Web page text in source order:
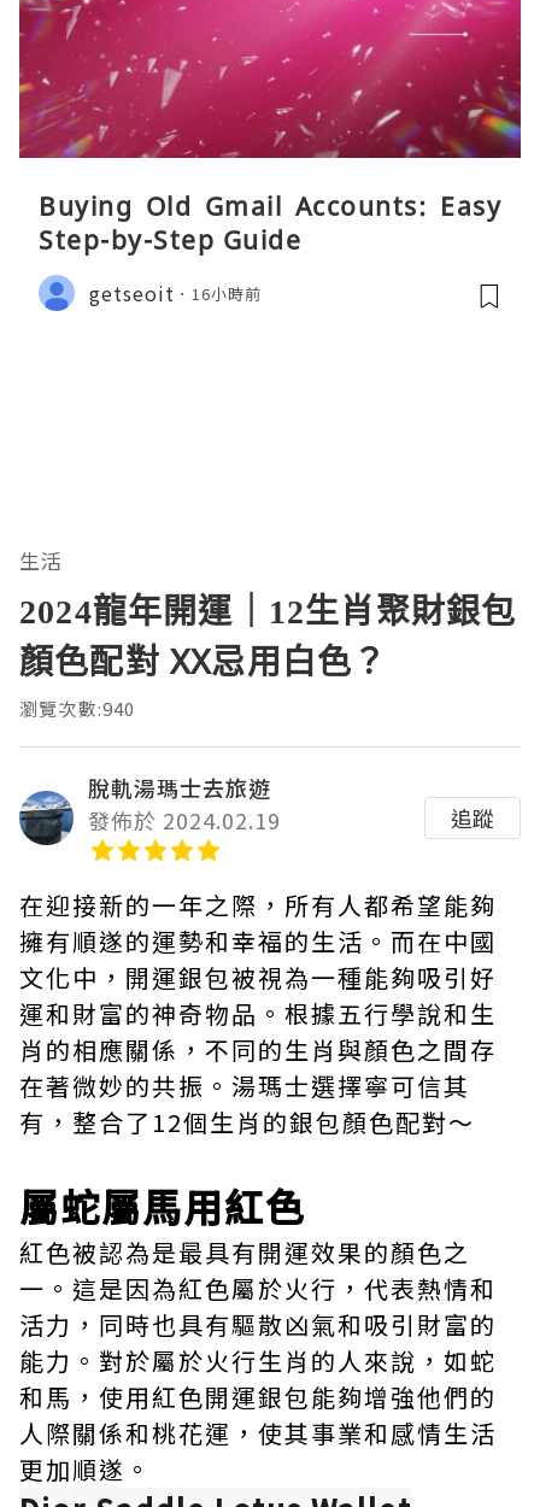
Buying Old Gmail Accounts: Easy
Step-by-Step Guide
getseoit 16小時前
生活
2024龍年開運｜12生肖聚財銀包
顏色配對 XX忌用白色？
瀏覽次數:940
脫軌湯瑪士去旅遊
發佈於 2024.02.19
追蹤
在迎接新的一年之際，所有人都希望能夠
擁有順遂的運勢和幸福的生活。而在中國
文化中，開運銀包被視為一種能夠吸引好
運和財富的神奇物品。根據五行學說和生
肖的相應關係，不同的生肖與顏色之間存
在著微妙的共振。湯瑪士選擇寧可信其
有，整合了12個生肖的銀包顏色配對～
屬蛇屬馬用紅色
紅色被認為是最具有開運效果的顏色之
一。這是因為紅色屬於火行，代表熱情和
活力，同時也具有驅散凶氣和吸引財富的
能力。對於屬於火行生肖的人來說，如蛇
和馬，使用紅色開運銀包能夠增強他們的
人際關係和桃花運，使其事業和感情生活
更加順遂。